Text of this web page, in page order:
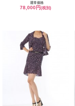
通常価格
78,000円(税別)